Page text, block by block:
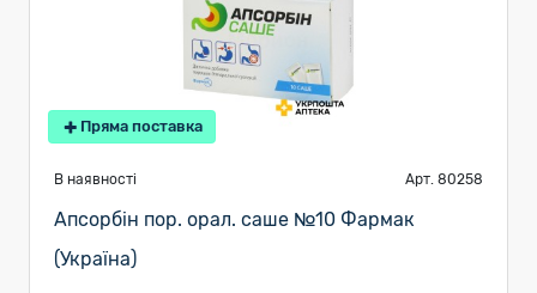
Пряма поставка
В наявності Арт. 80258
Апсорбін пор. орал. саше №10 Фармак
(Україна)